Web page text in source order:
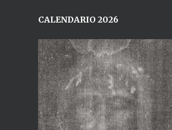
CALENDARIO 2026